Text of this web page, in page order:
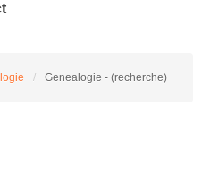
/ Genealogie - (recherche)